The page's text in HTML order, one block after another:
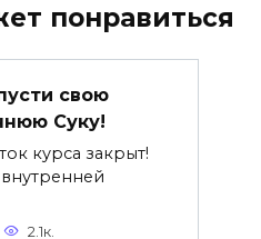
понравиться
свою
Суку!
курса закрыт!
2.1к.